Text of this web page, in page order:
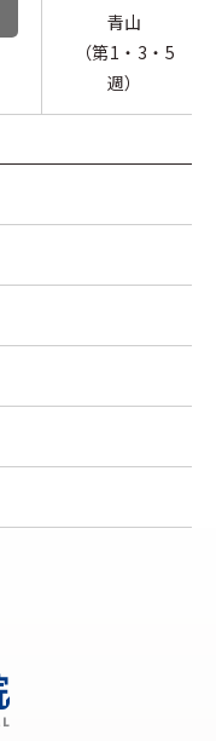
青山
（第1・3・5
週）